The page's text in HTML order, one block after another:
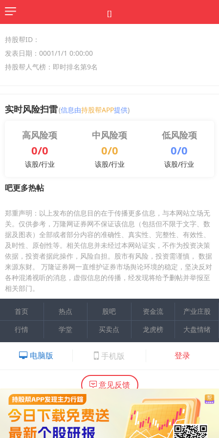
[]
持股帮ID：
发表日期：0001/1/1 0:00:00
持股帮人气榜：即时排名第9名
实时风险扫雷(信息由持股帮APP提供)
高风险项
0/0
该股/行业
中风险项
0/0
该股/行业
低风险项
0/0
该股/行业
吧更多热帖
郑重声明：以上发布的信息目的在于传播更多信息，与本网站立场无
关。仅供参考，万隆网证券网不保证该信息（包括但不限于文字、数
据及图表）全部或者部分内容的准确性、真实性、完整性、有效性、
及时性、原创性等。相关信息并未经过本网站证实，不作为投资决策
依据，投资者据此操作，风险自担。股市有风险，投资需谨慎， 数据
来源东财。
万隆证券网一直维护证券市场舆论环境的稳定，坚决反对
各种混淆视听的消息，虚假信息的传播，经发现将给予删帖并举报至
相关部门。
首页 热点 股吧 资金流
产业庄股
行情
学堂 买卖点 龙虎榜 大盘情绪
电脑版 手机版 登录
意见反馈
内容提供：广州市万隆证券咨询顾问有限公司
Copyright ©2015 Wlstock. All Right Reserved.
热线：020-66618988